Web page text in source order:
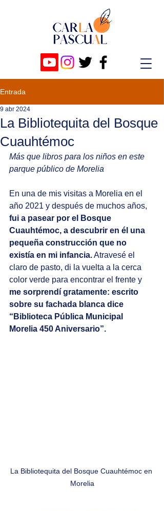
Entrada
La Bibliotequita del Bosque
Cuauhtémoc
9 abr 2024
Más que libros para los niños en este
parque público de Morelia
En una de mis visitas a Morelia en el
año 2021 y después de muchos años,
fui a pasear por el Bosque
Cuauhtémoc, a descubrir en él una
pequeña construcción que no
existía en mi infancia. Atravesé el
claro de pasto, di la vuelta a la cerca
color verde para encontrar el frente y
me sorprendí gratamente: escrito
sobre su fachada blanca dice
“Biblioteca Pública Municipal
Morelia 450 Aniversario”.
La Bibliotequita del Bosque Cuauhtémoc en
Morelia